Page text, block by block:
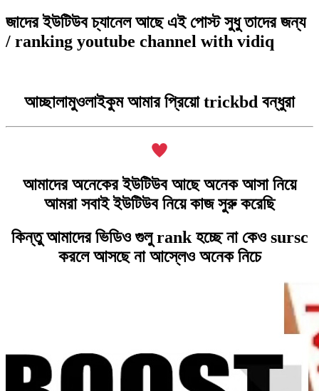
জাদের ইউটিউব চ্যানেল আছে এই পোস্ট সুধু তাদের জন্য
/ ranking youtube channel with vidiq
আচ্ছালামুওলাইকুম আমার প্রিয়ো trickbd বন্ধুরা
আমাদের অনেকের ইউটিউব আছে অনেক আসা নিয়ে
আমরা সবাই ইউটিউব নিয়ে কাজ সুরু করেছি
কিন্তু আমাদের ভিডিও গুলু rank হচ্ছে না কেও sursc
করলে আসছে না আস্লেও অনেক নিচে